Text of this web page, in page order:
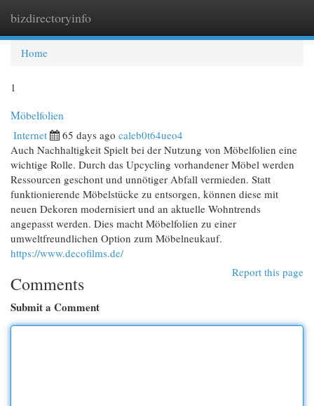
bizdirectoryinfo
Home
1
Möbelfolien
Internet 65 days ago caleb0t64ueo4
Auch Nachhaltigkeit Spielt bei der Nutzung von Möbelfolien eine
wichtige Rolle. Durch das Upcycling vorhandener Möbel werden
Ressourcen geschont und unnötiger Abfall vermieden. Statt
funktionierende Möbelstücke zu entsorgen, können diese mit
neuen Dekoren modernisiert und an aktuelle Wohntrends
angepasst werden. Dies macht Möbelfolien zu einer
umweltfreundlichen Option zum Möbelneukauf.
https://www.decofilms.de/
Report this page
Comments
Submit a Comment